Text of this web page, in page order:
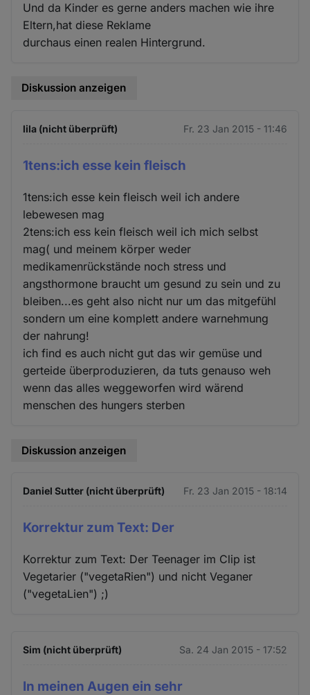
Und da Kinder es gerne anders machen wie ihre
Eltern,hat diese Reklame
durchaus einen realen Hintergrund.
Diskussion anzeigen
lila (nicht überprüft) Fr. 23 Jan 2015 - 11:46
1tens:ich esse kein fleisch
1tens:ich esse kein fleisch weil ich andere
lebewesen mag
2tens:ich ess kein fleisch weil ich mich selbst
mag( und meinem körper weder
medikamenrückstände noch stress und
angsthormone braucht um gesund zu sein und zu
bleiben...es geht also nicht nur um das mitgefühl
sondern um eine komplett andere warnehmung
der nahrung!
ich find es auch nicht gut das wir gemüse und
gerteide überproduzieren, da tuts genauso weh
wenn das alles weggeworfen wird wärend
menschen des hungers sterben
Diskussion anzeigen
Daniel Sutter (nicht überprüft) Fr. 23 Jan 2015 - 18:14
Korrektur zum Text: Der
Korrektur zum Text: Der Teenager im Clip ist
Vegetarier ("vegetaRien") und nicht Veganer
("vegetaLien") ;)
Sim (nicht überprüft) Sa. 24 Jan 2015 - 17:52
In meinen Augen ein sehr